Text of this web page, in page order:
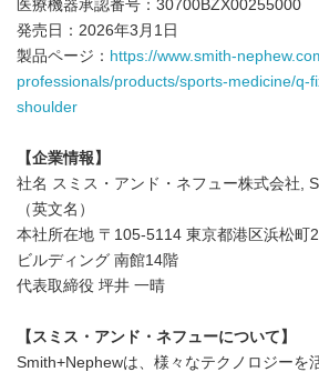
医療機器承認番号：30700BZX00255000
発売日：2026年3月1日
製品ページ： https://www.smith-
professionals/products/sports-medicine/q-
shoulder
【企業情報】
社名 スミス・アンド・ネフュー株式会社,
（英文名）
本社所在地 〒105-5114 東京都港区浜松町
ビルディング 南館14階
代表取締役 坪井 一晴
【スミス・アンド・ネフューについて】
Smith+Nephewは、様々なテクノロジーを